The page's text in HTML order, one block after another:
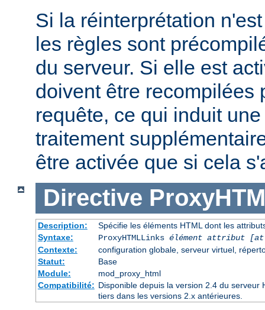
Si la réinterprétation
les règles sont
du serveur. Si elle est
doivent être recompilées
requête, ce qui induit
traitement
être activée que si cela
Directive
Description:
Spécifie les éléments HTML dont les
Syntaxe:
ProxyHTMLLinks élément attribut
Contexte:
configuration globale, serveur virtuel,
Statut:
Base
Module:
mod_proxy_html
Compatibilité: Disponible depuis la version 2.4 du serveur
tiers dans les versions 2.x antérieures.